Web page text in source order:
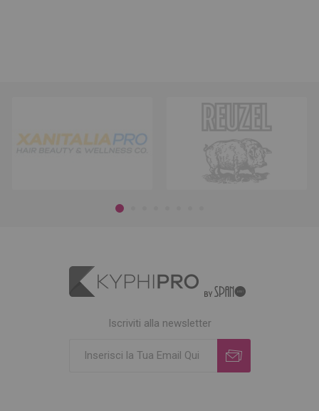
Iscriviti alla newsletter